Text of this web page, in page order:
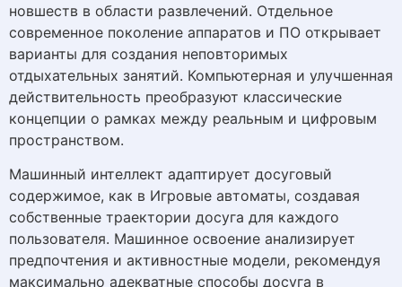
новшеств в области развлечений. Отдельное
современное поколение аппаратов и ПО открывает
варианты для создания неповторимых
отдыхательных занятий. Компьютерная и улучшенная
действительность преобразуют классические
концепции о рамках между реальным и цифровым
пространством.
Машинный интеллект адаптирует досуговый
содержимое, как в Игровые автоматы, создавая
собственные траектории досуга для каждого
пользователя. Машинное освоение анализирует
предпочтения и активностные модели, рекомендуя
максимально адекватные способы досуга в